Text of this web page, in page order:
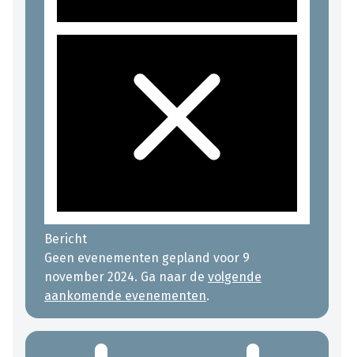
Bericht
Geen evenementen gepland voor 9
november 2024. Ga naar de volgende
aankomende evenementen.